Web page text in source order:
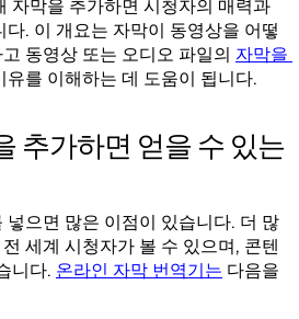
자막을 추가하면 시청자의 매력과
. 이 개요는 자막이 동영상을 어떻
동영상 또는 오디오 파일의 자막을
유를 이해하는 데 도움이 됩니다.
추가하면 얻을 수 있는
넣으면 많은 이점이 있습니다. 더 많
세계 시청자가 볼 수 있으며, 콘텐
니다. 온라인 자막 번역기는 다음을